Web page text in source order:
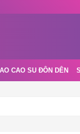
CAO SU ĐÔN DÊN